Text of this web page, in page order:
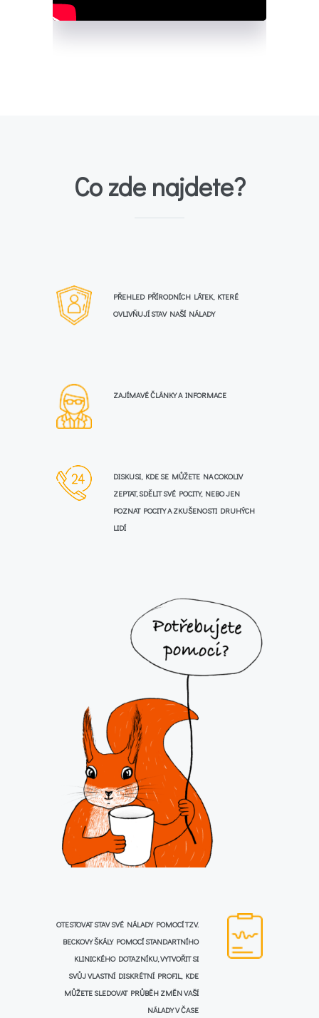
Co zde najdete?
PŘEHLED PŘÍRODNÍCH LÁTEK, KTERÉ
OVLIVŇUJÍ STAV NAŠÍ NÁLADY
ZAJÍMAVÉ ČLÁNKY A INFORMACE
DISKUSI, KDE SE MŮŽETE NA COKOLIV
ZEPTAT, SDĚLIT SVÉ POCITY, NEBO JEN
POZNAT POCITY A ZKUŠENOSTI DRUHÝCH
LIDÍ
OTESTOVAT STAV SVÉ NÁLADY POMOCÍ TZV.
BECKOVY ŠKÁLY POMOCÍ STANDARTNÍHO
KLINICKÉHO DOTAZNÍKU, VYTVOŘIT SI
SVŮJ VLASTNÍ DISKRÉTNÍ PROFIL, KDE
MŮŽETE SLEDOVAT PRŮBĚH ZMĚN VAŠÍ
NÁLADY V ČASE